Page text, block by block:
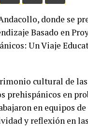
donde se
Basado en
Un Viaje
cultural de
prehispánicos en
en equipos de
y reflexión en